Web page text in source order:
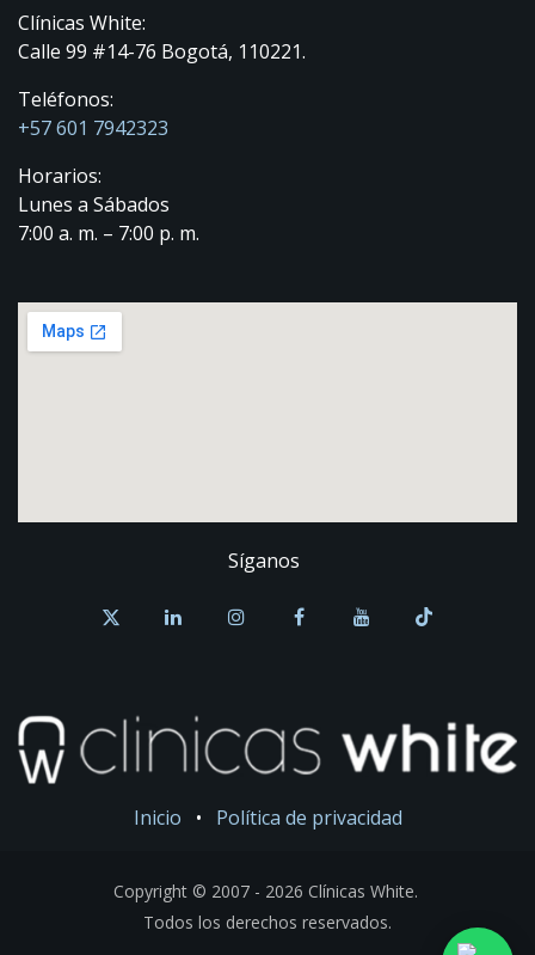
Clínicas White:
Calle 99 #14-76 Bogotá, 110221.
Teléfonos:
+57 601 7942323
Horarios:
Lunes a Sábados
7:00 a. m. – 7:00 p. m.
Síganos
Inicio • Política de privacidad
Copyright © 2007 - 2026 Clínicas White.
Todos los derechos reservados.